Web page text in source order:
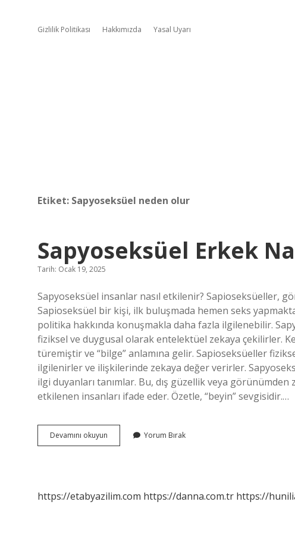
Gizlilik Politikası Hakkımızda Yasal Uyarı
Etiket: Sapyoseksüel neden olur
Sapyoseksüel Erkek
Tarih: Ocak 19, 2025
Sapyoseksüel insanlar nasıl etkilenir? Sapioseksüeller,
Sapioseksüel bir kişi, ilk buluşmada hemen seks
politika hakkında konuşmakla daha fazla ilgilenebilir.
fiziksel ve duygusal olarak entelektüel zekaya çekilirler.
türemiştir ve “bilge” anlamına gelir. Sapioseksüeller
ilgilenirler ve ilişkilerinde zekaya değer verirler.
ilgi duyanları tanımlar. Bu, dış güzellik veya
etkilenen insanları ifade eder. Özetle, “beyin” sevgisidir.…
Devamını okuyun Sapyoseksüel
Erkek
Yorum Bırak
https://etabyazilim.com https://danna.com.tr https://